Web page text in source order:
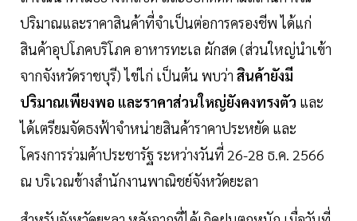
ปริมาณและราคาสินค้าที่จำเป็นต่อการครองชีพ ได้แก่
สินค้าอุปโภคบริโภค อาหารทะเล ผักสด (ส่วนใหญ่นำเข้า
จากจังหวัดราชบุรี) ไข่ไก่ เป็นต้น พบว่า สินค้ายังมี
ปริมาณเพียงพอ และราคาส่วนใหญ่ยังคงทรงตัว และ
ได้เตรียมจัดธงฟ้าจำหน่ายสินค้าราคาประหยัด และ
โครงการร่วมค้าประชารัฐ ระหว่างวันที่ 26-28 ธ.ค. 2566
ณ บริเวณข้างสำนักงานพาณิชย์จังหวัดยะลา